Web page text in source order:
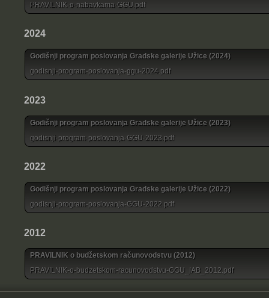
PRAVILNIK-o-nabavkama-GGU.pdf
2024
Godišnji program poslovanja Gradske galerije Užice (2024)
godisnji-program-poslovanja-ggu-2024.pdf
2023
Godišnji program poslovanja Gradske galerije Užice (2023)
godisnji-program-poslovanja-GGU-2023.pdf
2022
Godišnji program poslovanja Gradske galerije Užice (2022)
godisnji-program-poslovanja-GGU-2022.pdf
2012
PRAVILNIK o budžetskom računovodstvu (2012)
PRAVILNIK-o-budzetskom-racunovodstvu-GGU_IAB_2012.pdf